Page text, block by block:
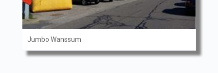
Jumbo Wanssum